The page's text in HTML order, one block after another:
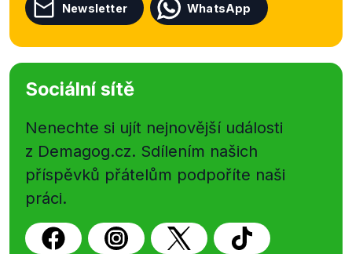
Newsletter WhatsApp
Sociální sítě
Nenechte si ujít nejnovější události
z Demagog.cz. Sdílením našich
příspěvků přátelům podpoříte naši
práci.